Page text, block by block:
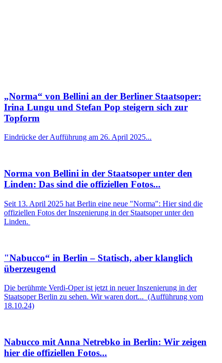
„Norma“ von Bellini an der Berliner Staatsoper:
Irina Lungu und Stefan Pop steigern sich zur
Topform
Eindrücke der Aufführung am 26. April 2025...
Norma von Bellini in der Staatsoper unter den
Linden: Das sind die offiziellen Fotos...
Seit 13. April 2025 hat Berlin eine neue "Norma": Hier sind die
offiziellen Fotos der Inszenierung in der Staatsoper unter den
Linden.
"Nabucco“ in Berlin – Statisch, aber klanglich
überzeugend
Die berühmte Verdi-Oper ist jetzt in neuer Inszenierung in der
Staatsoper Berlin zu sehen. Wir waren dort... (Aufführung vom
18.10.24)
Nabucco mit Anna Netrebko in Berlin: Wir zeigen
hier die offiziellen Fotos...